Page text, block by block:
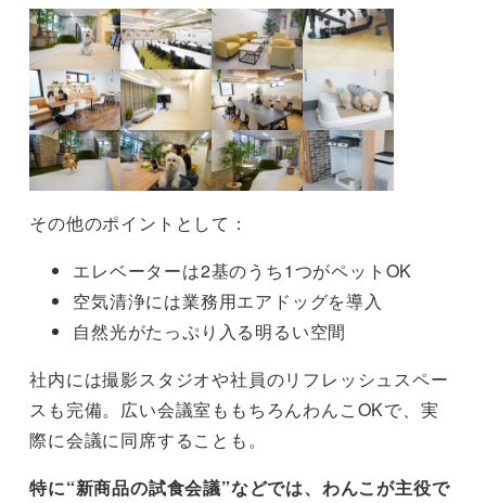
その他のポイントとして：
エレベーターは2基のうち1つがペットOK
空気清浄には業務用エアドッグを導入
自然光がたっぷり入る明るい空間
社内には撮影スタジオや社員のリフレッシュスペー
スも完備。広い会議室ももちろんわんこOKで、実
際に会議に同席することも。
特に“新商品の試食会議”などでは、わんこが主役で